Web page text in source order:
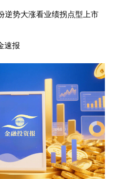
逆势大涨看业绩拐点型上市
速报